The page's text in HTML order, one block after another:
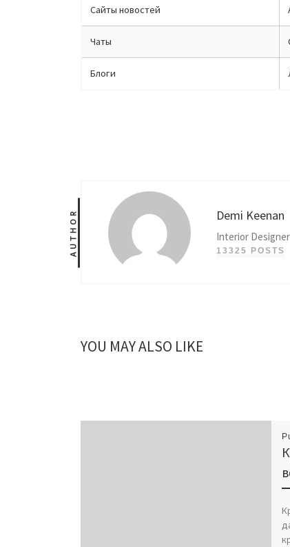
Сайты новостей
Чаты
Блоги
AUTHOR Demi Keenan
Interior
13325 POSTS
YOU MAY ALSO LIKE